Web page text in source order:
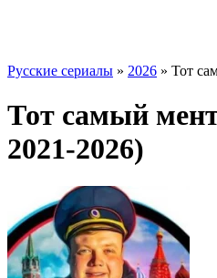
Русские сериалы » 2026 » Тот
Тот самый
2021-2026)